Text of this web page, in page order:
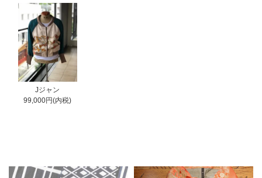
Jジャン
99,000円(内税)